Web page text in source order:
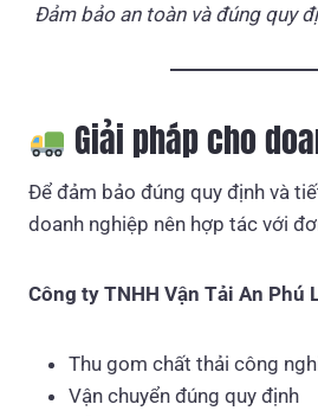
Đảm bảo an toàn và đúng quy
Giải pháp cho
Để đảm bảo đúng quy định và
doanh nghiệp nên hợp tác với
Công ty TNHH Vận Tải An Phú
Thu gom chất thải công
Vận chuyển đúng quy định